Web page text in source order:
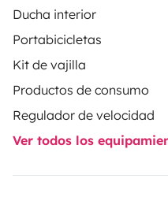
Ducha interior
Portabicicletas
Kit de vajilla
Productos de consumo
Regulador de velocidad
Ver todos los